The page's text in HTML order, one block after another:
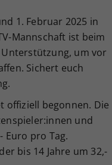
1. Februar 2025 in
Mannschaft ist beim
um vor
Sichert euch
offiziell begonnen. Die
und
Euro pro Tag.
bis 14 Jahre um 32,-